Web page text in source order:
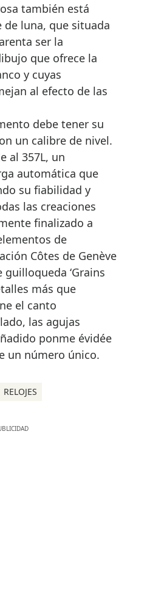
también está
de luna, que situada
ser la
que ofrece la
y cuyas
al efecto de las
debe tener su
un calibre de nivel.
al 357L, un
automática que
su fiabilidad y
las creaciones
finalizado a
de
Côtes de Genève
‘Grains
más que
el canto
las agujas
ponme évidée
un número único.
RELOJES